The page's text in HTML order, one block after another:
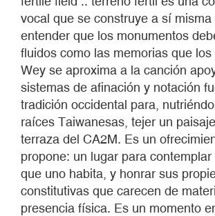
vocal que se construye a sí
entender que los monumentos
fluidos como las memorias que los
Wey se aproxima a la canción
sistemas de afinación y notación
tradición occidental para,
raíces Taiwanesas, tejer un
terraza del CA2M. Es un
propone: un lugar para
que uno habita, y honrar sus
constitutivas que carecen de
presencia física. Es un momento